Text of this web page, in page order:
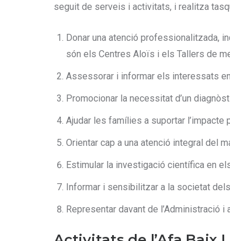
seguit de serveis i activitats, i realitza
Donar una atenció professionalitzada,
són els Centres Aloïs i els Tallers de
Assessorar i informar els interessats
Promocionar la necessitat d’un
Ajudar les famílies a suportar l’impacte
Orientar cap a una atenció integral del
Estimular la investigació científica en
Informar i sensibilitzar a la societat
Representar davant de